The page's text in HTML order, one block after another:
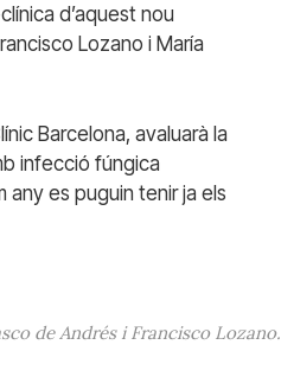
d’aquest nou
Lozano i María
Barcelona, avaluarà la
infecció fúngica
any es puguin tenir ja els
de Andrés i Francisco Lozano.